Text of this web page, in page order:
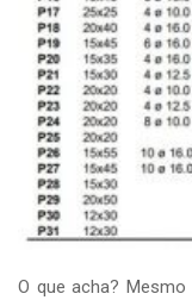
O que acha?